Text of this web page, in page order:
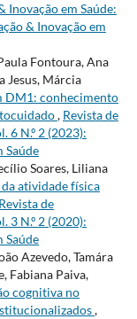
Inovação em Saúde:
& Inovação em
Fontoura, Ana
Jesus, Márcia
DM1: conhecimento
, Revista de
6 N.º 2 (2023):
Saúde
Soares, Liliana
atividade física
Revista de
3 N.º 2 (2020):
Saúde
Azevedo, Tamára
Fabiana Paiva,
cognitiva no
,